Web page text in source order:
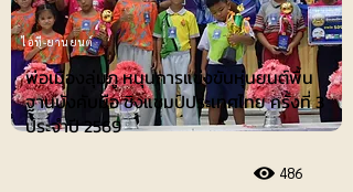
ไอที-ยานยนต์
พ่อเมืองลุ่มภู หนุนการแข่งขันหุ่นยนต์พื้น
ฐานบังคับมือ ชิงแชมป์ประเทศไทย ครั้งที่ 3
ประจำปี 2569
486